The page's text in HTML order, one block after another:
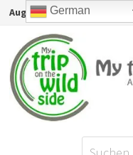
Zurück
Inhalt
August 6, 2026
Suchen
German